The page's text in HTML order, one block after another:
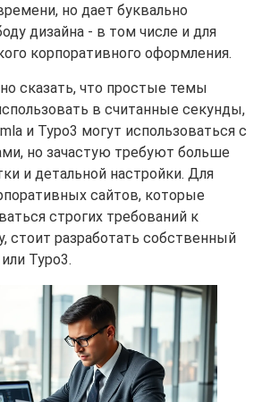
но дает буквально
дизайна - в том числе и для
корпоративного оформления.
сказать, что простые темы
в считанные секунды,
и Typo3 могут использоваться с
но зачастую требуют больше
и детальной настройки. Для
сайтов, которые
строгих требований к
стоит разработать собственный
Typo3.